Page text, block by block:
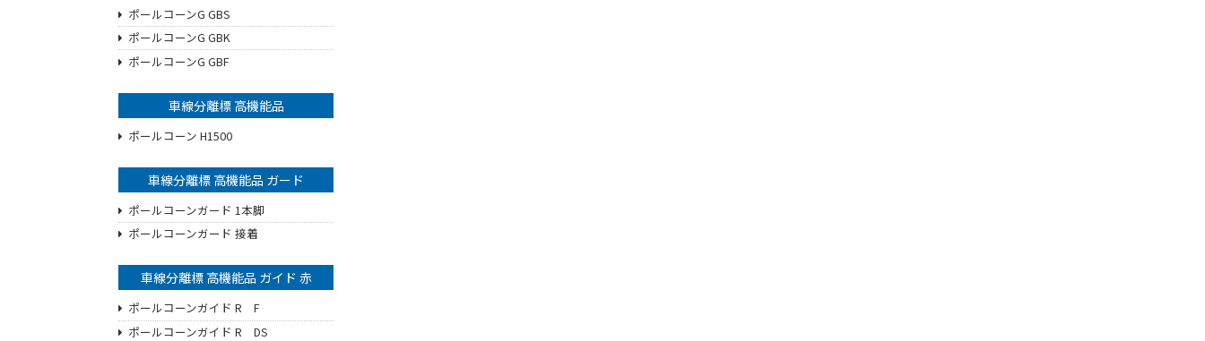
ポールコーンG GBS
ポールコーンG GBK
ポールコーンG GBF
車線分離標 高機能品
ポールコーン H1500
車線分離標 高機能品 ガード
ポールコーンガード 1本脚
ポールコーンガード 接着
車線分離標 高機能品 ガイド 赤
ポールコーンガイド R F
ポールコーンガイド R DS